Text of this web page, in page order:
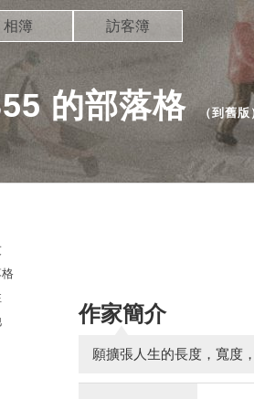
的部落格 （到舊版
相簿 訪客簿
作家簡介
願擴張人生的長度，寬度